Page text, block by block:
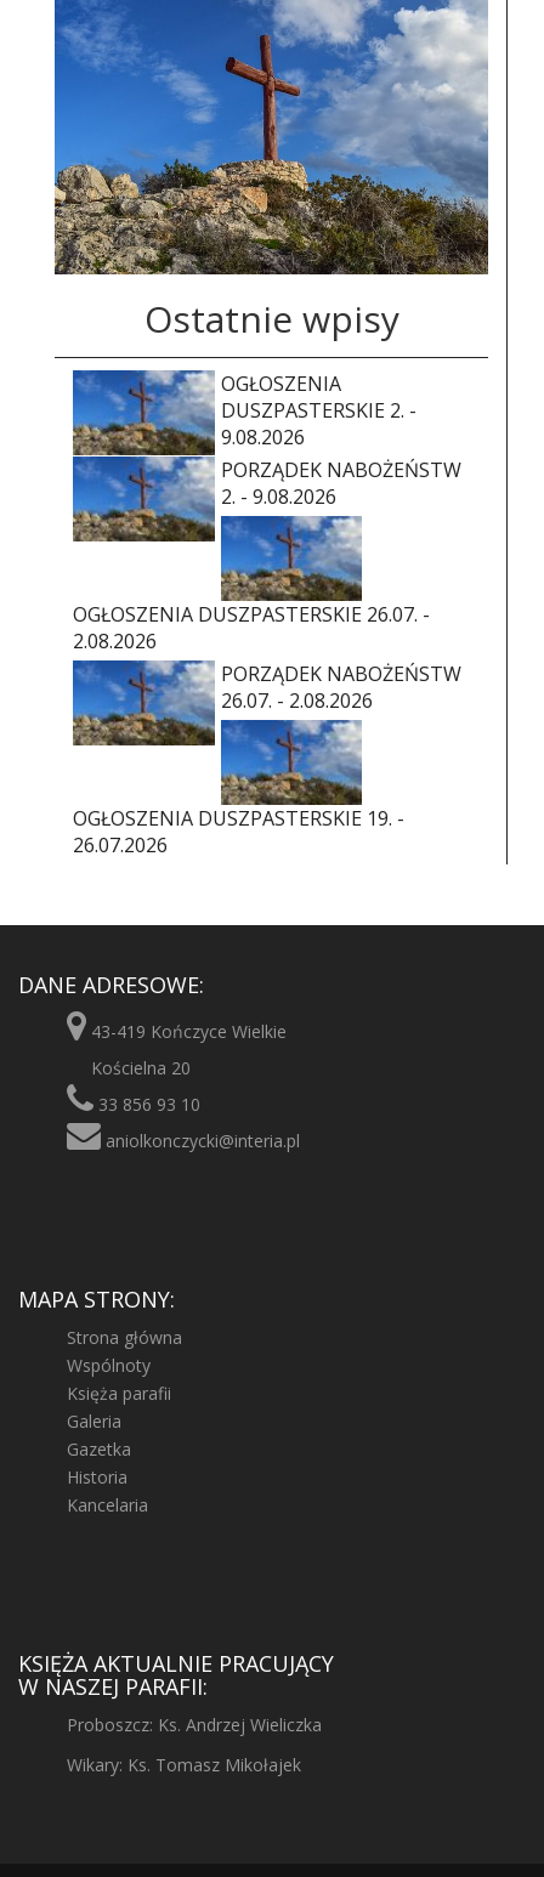
Ostatnie wpisy
OGŁOSZENIA
DUSZPASTERSKIE 2. -
9.08.2026
PORZĄDEK NABOŻEŃSTW
2. - 9.08.2026
OGŁOSZENIA DUSZPASTERSKIE 26.07. -
2.08.2026
PORZĄDEK NABOŻEŃSTW
26.07. - 2.08.2026
OGŁOSZENIA DUSZPASTERSKIE 19. -
26.07.2026
DANE ADRESOWE:
43-419 Kończyce Wielkie
Kościelna 20
33 856 93 10
aniolkonczycki@interia.pl
MAPA STRONY:
Strona główna
Wspólnoty
Księża parafii
Galeria
Gazetka
Historia
Kancelaria
KSIĘŻA AKTUALNIE PRACUJĄCY
W NASZEJ PARAFII:
Proboszcz: Ks. Andrzej Wieliczka
Wikary: Ks. Tomasz Mikołajek